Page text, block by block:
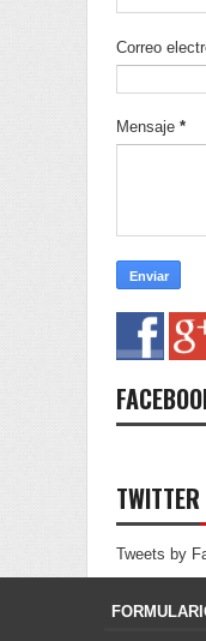
Correo
Mensaje *
TWITTER
Tweets by